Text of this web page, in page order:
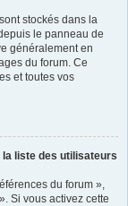
stockés dans la
le panneau de
généralement en
du forum. Ce
et toutes vos
la liste des utilisateurs
du forum »,
Si vous activez cette